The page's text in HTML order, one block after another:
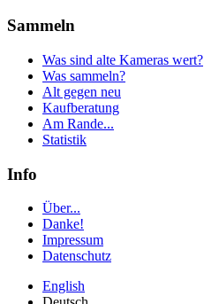
Sammeln
Was sind alte Kameras wert?
Was sammeln?
Alt gegen neu
Kaufberatung
Am Rande...
Statistik
Info
Über...
Danke!
Impressum
Datenschutz
English